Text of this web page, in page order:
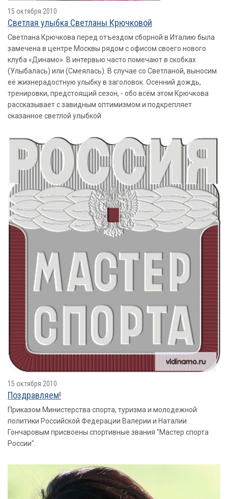
15 октября 2010
Светлая улыбка Светланы Крючковой
Светлана Крючкова перед отъездом сборной в Италию была
замечена в центре Москвы рядом с офисом своего нового
клуба «Динамо». В интервью часто помечают в скобках
(Улыбалась) или (Смеялась). В случае со Светланой, выносим
её жизнерадостную улыбку в заголовок. Осенний дождь,
тренировки, предстоящий сезон, - обо всём этом Крючкова
рассказывает с завидным оптимизмом и подкрепляет
сказанное светлой улыбкой
15 октября 2010
Поздравляем!
Приказом Министерства спорта, туризма и молодежной
политики Российской Федерации Валерии и Наталии
Гончаровым присвоены спортивные звания "Мастер спорта
России".